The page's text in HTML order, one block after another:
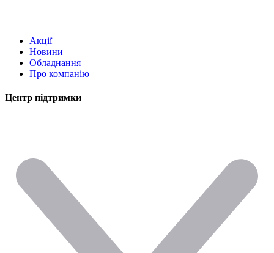
Акції
Новини
Обладнання
Про компанію
Центр підтримки